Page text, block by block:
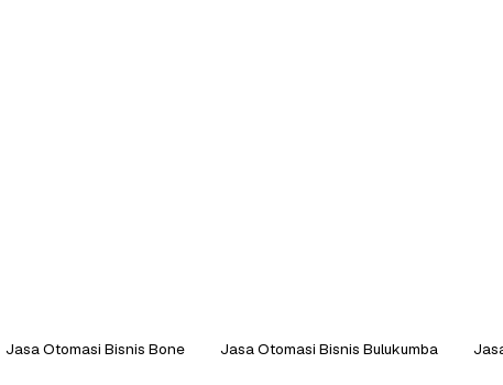
Jasa Otomasi Bisnis Bone Jasa Otomasi Bisnis Bulukumba